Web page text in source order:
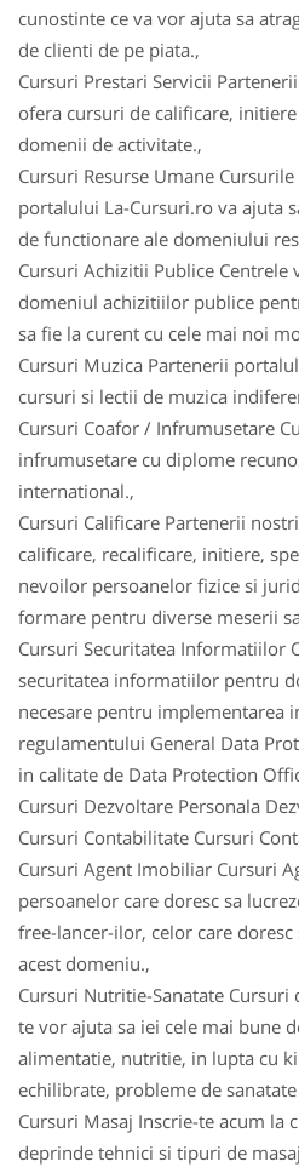
cunostinte ce va vor ajuta sa
de clienti de pe piata.,
Cursuri Prestari Servicii
ofera cursuri de calificare,
domenii de activitate.,
Cursuri Resurse Umane
portalului La-Cursuri.ro va ajuta
de functionare ale domeniului
Cursuri Achizitii Publice Centrele
domeniul achizitiilor publice
sa fie la curent cu cele mai noi
Cursuri Muzica Partenerii
cursuri si lectii de muzica
Cursuri Coafor / Infrumusetare
infrumusetare cu diplome
international.,
Cursuri Calificare Partenerii
calificare, recalificare, initiere,
nevoilor persoanelor fizice si
formare pentru diverse meserii
Cursuri Securitatea Informatiilor
securitatea informatiilor pentru
necesare pentru implementarea
regulamentului General Data
in calitate de Data Protection
Cursuri Dezvoltare Personala
Cursuri Contabilitate Cursuri
Cursuri Agent Imobiliar Cursuri
persoanelor care doresc sa
free-lancer-ilor, celor care
acest domeniu.,
Cursuri Nutritie-Sanatate Cursuri
te vor ajuta sa iei cele mai bune
alimentatie, nutritie, in lupta cu
echilibrate, probleme de sanatate
Cursuri Masaj Inscrie-te acum la
deprinde tehnici si tipuri de